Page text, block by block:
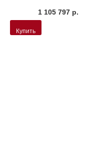
1 105 797 р.
Купить